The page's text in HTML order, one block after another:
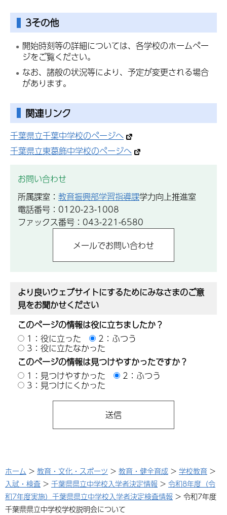
3その他
開始時刻等の詳細については、各学校のホームペー
ジをご覧ください。
なお、諸般の状況等により、予定が変更される場合
があります。
関連リンク
千葉県立千葉中学校のページへ
千葉県立東葛飾中学校のページへ
お問い合わせ
所属課室： 教育振興部学習指導課学力向上推進室
電話番号：0120-23-1008
ファックス番号：043-221-6580
より良いウェブサイトにするためにみなさまのご意
見をお聞かせください
このページの情報は役に立ちましたか？
1：役に立った
2：ふつう
3：役に立たなかった
このページの情報は見つけやすかったですか？
1：見つけやすかった
2：ふつう
3：見つけにくかった
ホーム > 教育・文化・スポーツ > 教育・健全育成 > 学校教育 >
入試・検査 > 千葉県県立中学校入学者決定情報 > 令和8年度（令
和7年度実施）千葉県県立中学校入学者決定検査情報 > 令和7年度
千葉県県立中学校学校説明会について